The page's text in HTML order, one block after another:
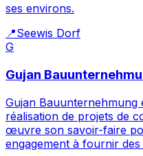
ses environs.
📍Seewis Dorf
G
Gujan
Gujan Bauunternehmung
réalisation de projets de
œuvre son savoir-faire
engagement à fournir